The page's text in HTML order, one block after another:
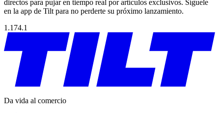
directos para pujar en tiempo real por artículos exclusivos. Síguele
en la app de Tilt para no perderte su próximo lanzamiento.
1.174.1
Da vida al comercio